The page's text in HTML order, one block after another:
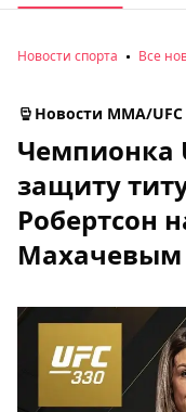
Новости спорта Все
Новости MMA/UFC
Чемпионка
защиту
Робертсон
Махачевым